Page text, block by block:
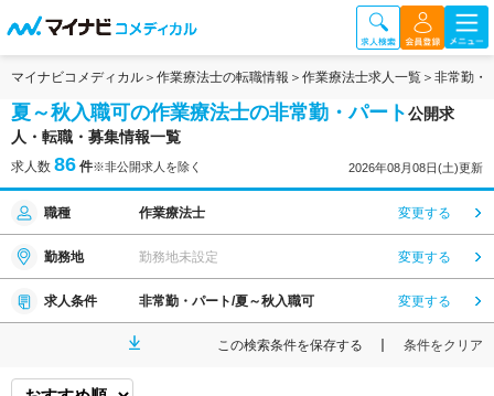
マイナビコメディカル 作業療法士の転職情報 作業療法士求人一覧 非常勤・
夏～秋入職可の作業療法士の非常勤・パート公開求
人・転職・募集情報一覧
求人数 86 件※非公開求人を除く 2026年08月08日(土)更新
職種 作業療法士 変更する
勤務地 勤務地未設定 変更する
求人条件 非常勤・パート/夏～秋入職可 変更する
この検索条件を保存する 条件をクリア